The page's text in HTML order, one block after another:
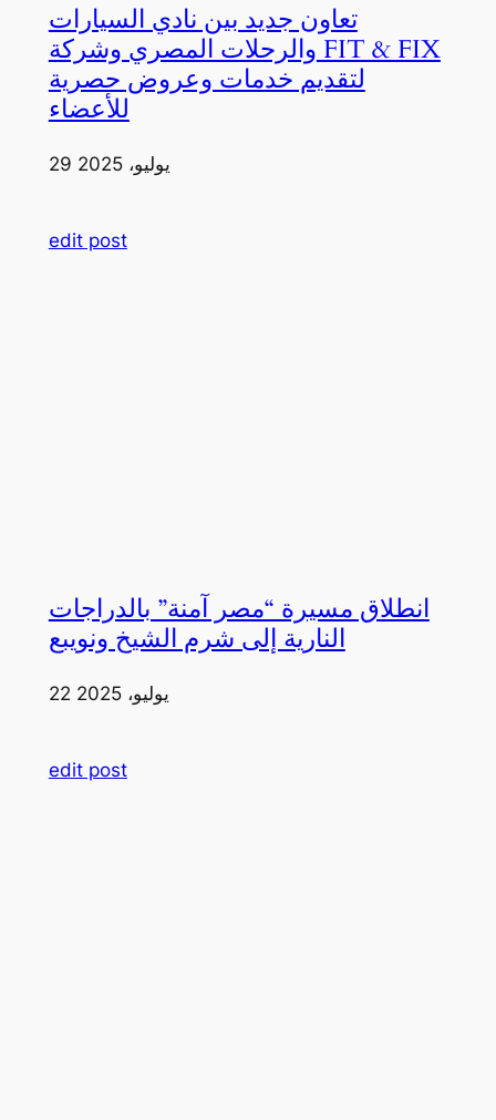
تعاون جديد بين نادي السيارات
والرحلات المصري وشركة FIT & FIX
لتقديم خدمات وعروض حصرية
للأعضاء
29 يوليو، 2025
edit post
انطلاق مسيرة “مصر آمنة” بالدراجات
النارية إلى شرم الشيخ ونويبع
22 يوليو، 2025
edit post